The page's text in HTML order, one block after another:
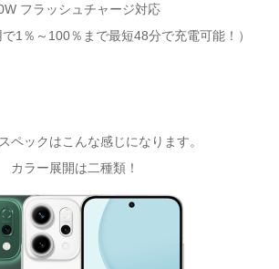
フラッシュチャージ対応
で1％～100％まで最短48分で充電可能！）
ペックはこんな感じになります。
カラー展開は二種類！